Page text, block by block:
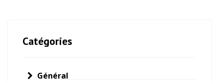
Catégories
Général